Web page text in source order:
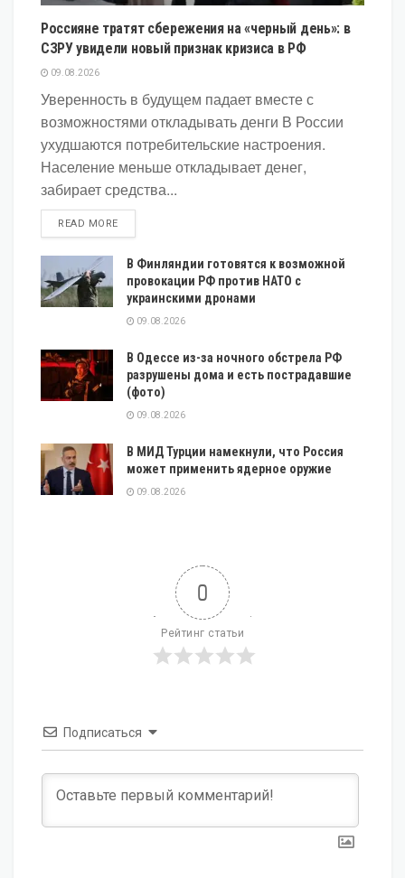
Россияне тратят сбережения на «черный день»: в
СЗРУ увидели новый признак кризиса в РФ
09.08.2026
Уверенность в будущем падает вместе с
возможностями откладывать денги В России
ухудшаются потребительские настроения.
Население меньше откладывает денег,
забирает средства...
READ MOREDETAILS
В Финляндии готовятся к возможной
провокации РФ против НАТО с
украинскими дронами
09.08.2026
В Одессе из-за ночного обстрела РФ
разрушены дома и есть пострадавшие
(фото)
09.08.2026
В МИД Турции намекнули, что Россия
может применить ядерное оружие
09.08.2026
0
Рейтинг статьи
Подписаться